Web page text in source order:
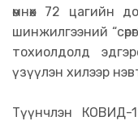
өмнөх 72 цагийн
шинжилгээний
тохиолдолд
үзүүлэн хилээр
Түүнчлэн КОВИД-